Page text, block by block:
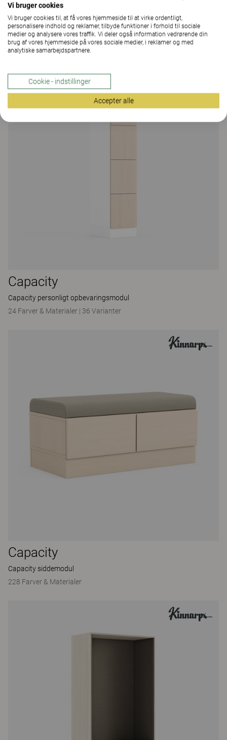
Mere fra familien
Capacity
Capacity personligt opbevaringsmodul
24 Farver & Materialer | 36 Varianter
Capacity
Capacity siddemodul
228 Farver & Materialer
Vi bruger cookies
Vi bruger cookies til, at få vores hjemmeside til at virke ordentligt,
personalisere indhold og reklamer, tilbyde funktioner i forhold til sociale
medier og analysere vores traffik. Vi deler også information vedrørende din
brug af vores hjemmeside på vores sociale medier, i reklamer og med
analytiske samarbejdspartnere.
Cookie - indstillinger
Accepter alle